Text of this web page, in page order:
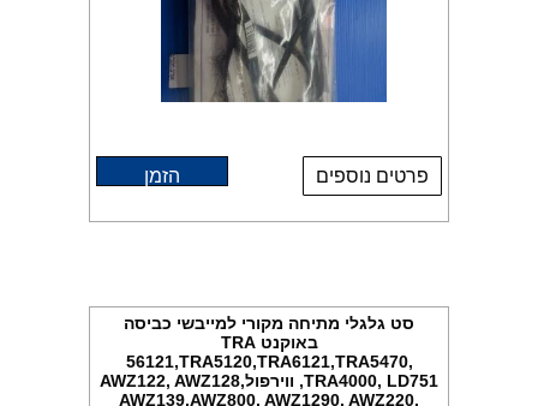
פרטים נוספים הזמן
סט גלגלי מתיחה מקורי למייבשי כביסה
באוקנט TRA
56121,TRA5120,TRA6121,TRA5470,
TRA4000, LD751, ווירפולAWZ122, AWZ128,
AWZ139,AWZ800, AWZ1290, AWZ220,